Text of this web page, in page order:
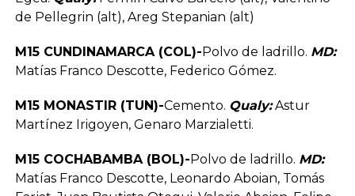
de Pellegrin (alt), Areg Stepanian (alt)
M15 CUNDINAMARCA (COL)-Polvo de ladrillo. MD:
Matías Franco Descotte, Federico Gómez.
M15 MONASTIR (TUN)-Cemento. Qualy:Astur
Martínez Irigoyen, Genaro Marzialetti.
M15 COCHABAMBA (BOL)-Polvo de ladrillo. MD:
Matías Franco Descotte, Leonardo Aboian, Tomás